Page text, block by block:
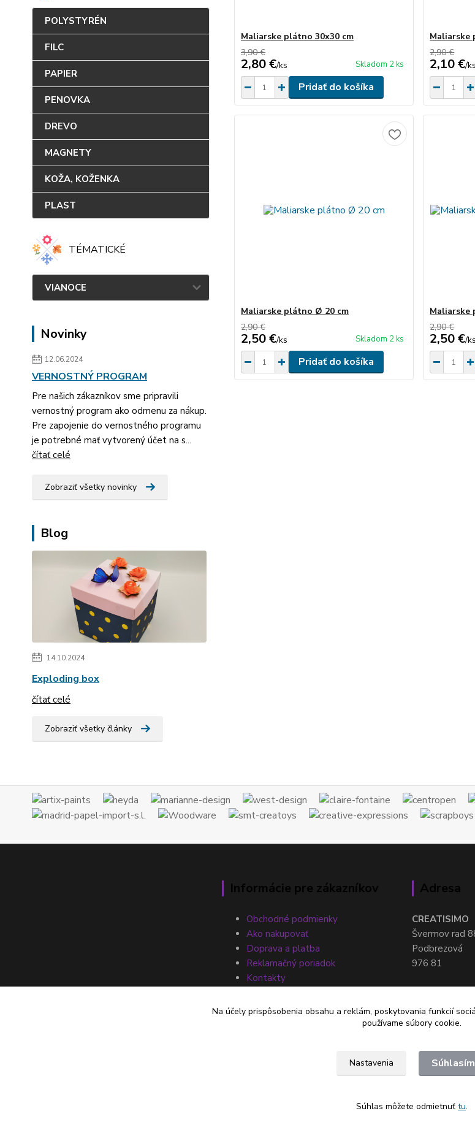
POLYSTYRÉN
FILC
PAPIER
PENOVKA
DREVO
MAGNETY
KOŽA, KOŽENKA
PLAST
TÉMATICKÉ
VIANOCE
Novinky
12.06.2024
VERNOSTNÝ PROGRAM
Pre našich zákazníkov sme pripravili
vernostný program ako odmenu za nákup.
Pre zapojenie do vernostného programu
je potrebné mať vytvorený účet na s...
čítať celé
Zobraziť všetky novinky
Blog
14.10.2024
Exploding box
čítať celé
Zobraziť všetky články
Maliarske plátno 30x30 cm
3,90 €
2,80 €/ks Skladom 2 ks
Pridať do košíka
Maliarske
2,90 €
2,10 €/ks
Maliarske plátno Ø 20 cm
2,90 €
2,50 €/ks Skladom 2 ks
Pridať do košíka
Maliarske
2,90 €
2,50 €/ks
Informácie pre zákazníkov
Obchodné podmienky
Ako nakupovať
Doprava a platba
Reklamačný poriadok
Kontakty
Adresa
CREATISIMO
Švermov rad
Podbrezová
976 81
Na účely prispôsobenia obsahu a reklám, poskytovania funkcií
používame súbory cookie.
Nastavenia Súhlasím
Súhlas môžete odmietnuť tu.